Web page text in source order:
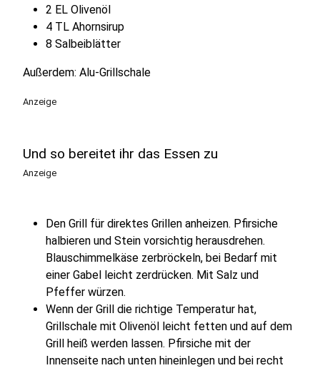
2 EL Olivenöl
4 TL Ahornsirup
8 Salbeiblätter
Außerdem: Alu-Grillschale
Anzeige
Und so bereitet ihr das Essen zu
Anzeige
Den Grill für direktes Grillen anheizen. Pfirsiche
halbieren und Stein vorsichtig herausdrehen.
Blauschimmelkäse zerbröckeln, bei Bedarf mit
einer Gabel leicht zerdrücken. Mit Salz und
Pfeffer würzen.
Wenn der Grill die richtige Temperatur hat,
Grillschale mit Olivenöl leicht fetten und auf dem
Grill heiß werden lassen. Pfirsiche mit der
Innenseite nach unten hineinlegen und bei recht